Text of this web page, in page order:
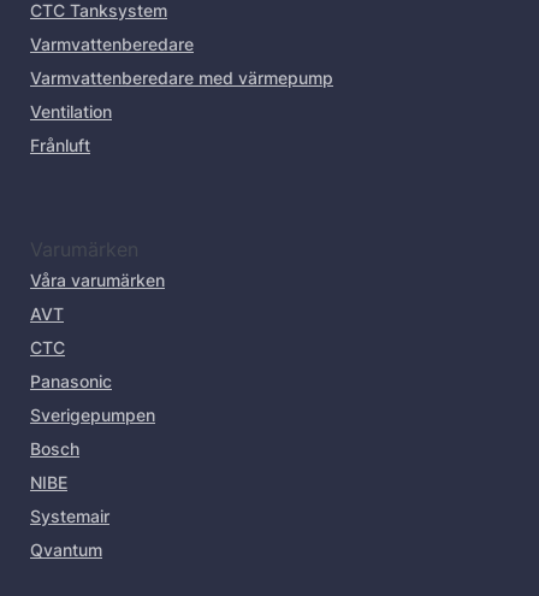
CTC Tanksystem
Varmvattenberedare
Varmvattenberedare med värmepump
Ventilation
Frånluft
Varumärken
Våra varumärken
AVT
CTC
Panasonic
Sverigepumpen
Bosch
NIBE
Systemair
Qvantum